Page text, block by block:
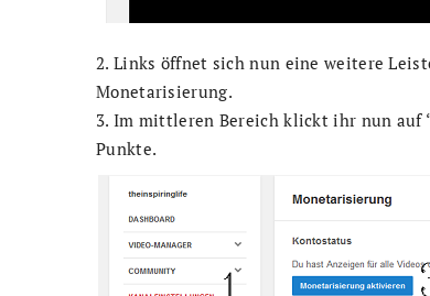
2. Links öffnet sich nun eine weitere
Monetarisierung.
3. Im mittleren Bereich klickt ihr nun auf
Punkte.